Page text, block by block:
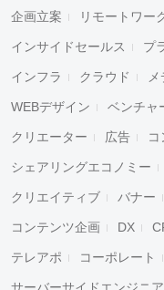
企画立案 リモートワー
インサイドセールス プ
インフラ クラウド
WEBデザイン ベンチャ
クリエーター 広告 コ
シェアリングエコノミー
クリエイティブ バナー
コンテンツ企画 DX
テレアポ コーポレート